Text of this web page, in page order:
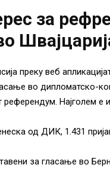
за
преку веб
во дипломатско-
референдум. Најголем
од ДИК, 1.431
за гласање во